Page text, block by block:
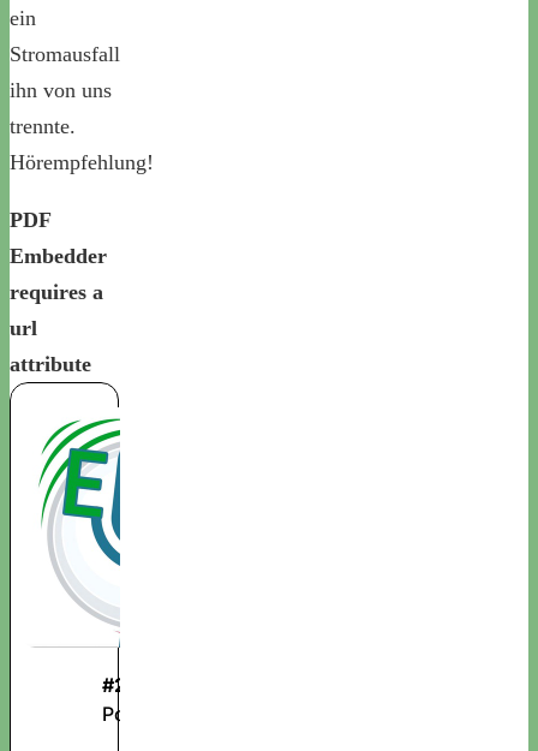
ein
Stromausfall
ihn von uns
trennte.
Hörempfehlung!
PDF
Embedder
requires a
url
attribute